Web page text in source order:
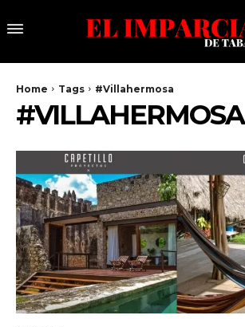
Home Tags #Villahermosa
#VILLAHERMOSA